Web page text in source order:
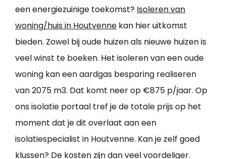
een energiezuinige toekomst? Isoleren van
woning/huis in Houtvenne kan hier uitkomst
bieden. Zowel bij oude huizen als nieuwe huizen is
veel winst te boeken. Het isoleren van een oude
woning kan een aardgas besparing realiseren
van 2075 m3. Dat komt neer op €875 p/jaar. Op
ons isolatie portaal tref je de totale prijs op het
moment dat je dit overlaat aan een
isolatiespecialist in Houtvenne. Kan je zelf goed
klussen? De kosten zijn dan veel voordeliger.